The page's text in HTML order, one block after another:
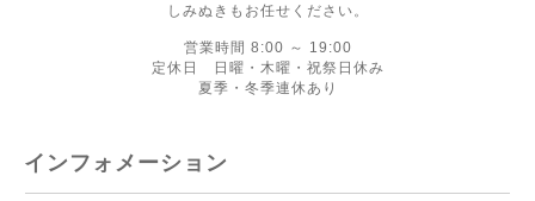
しみぬきもお任せください。
営業時間 8:00 ～ 19:00
定休日 日曜・木曜・祝祭日休み
夏季・冬季連休あり
インフォメーション